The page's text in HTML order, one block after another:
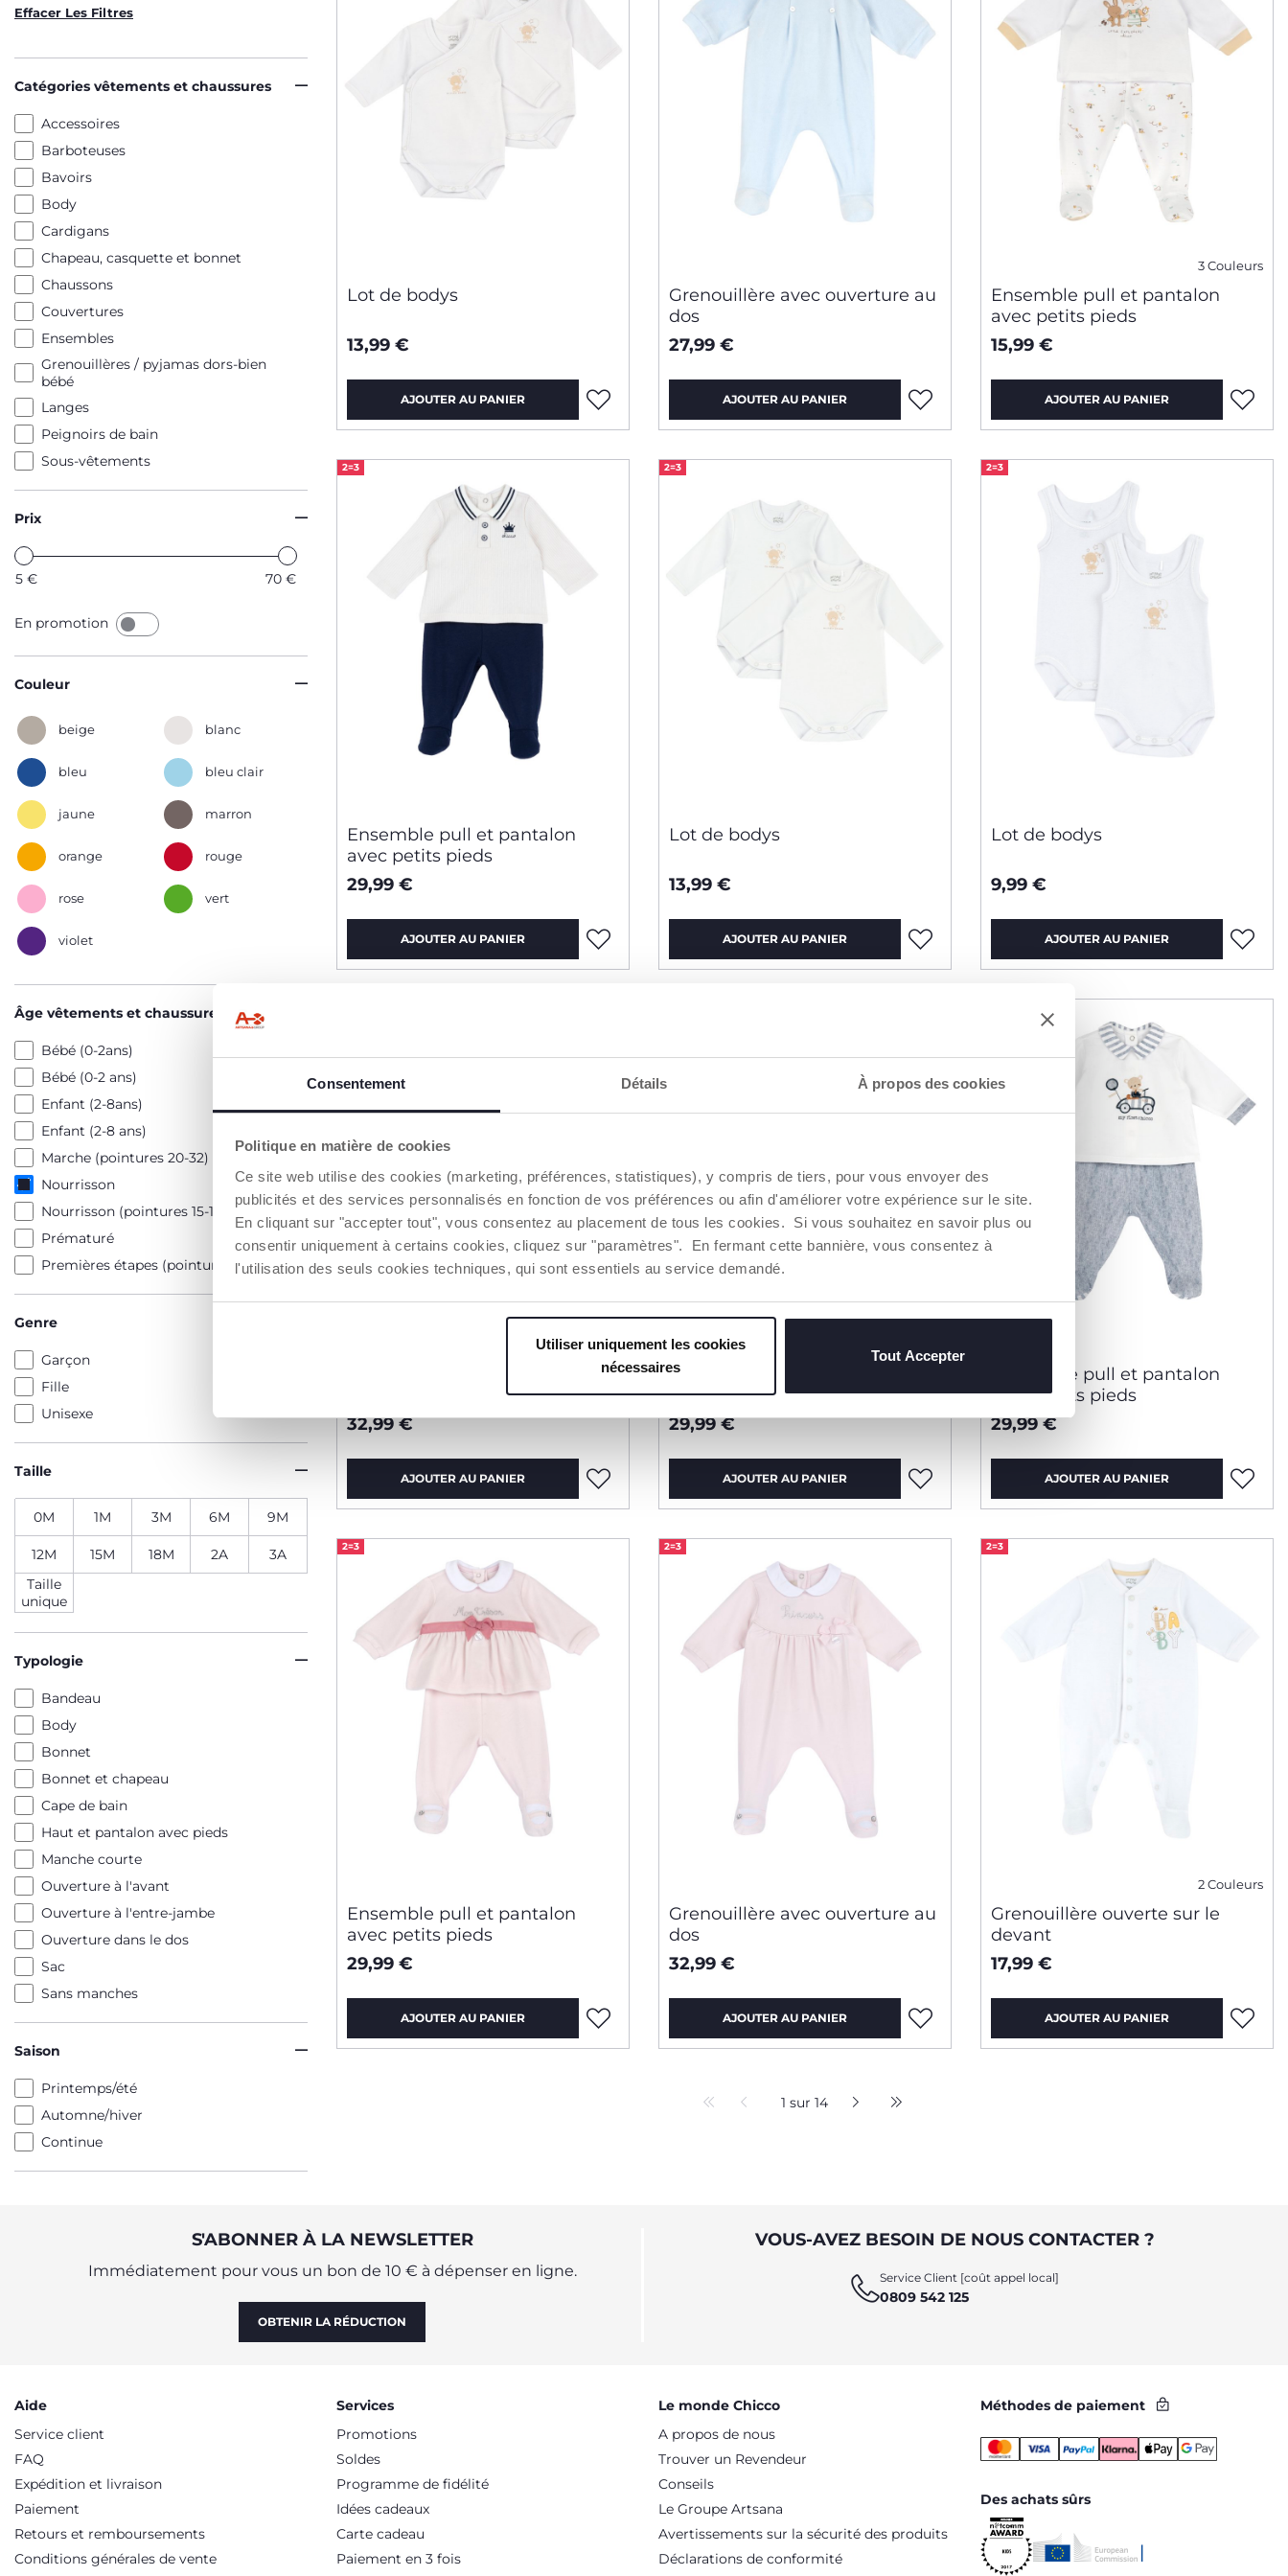
Consentement Détails À propos des cookies
Politique en matière de cookies
Ce site web utilise des cookies (marketing, préférences, statistiques), y compris de tiers, pour vous envoyer des
publicités et des services personnalisés en fonction de vos préférences ou afin d'améliorer votre expérience sur le site.
En cliquant sur "accepter tout", vous consentez au placement de tous les cookies. Si vous souhaitez en savoir plus ou
consentir uniquement à certains cookies, cliquez sur "paramètres". En fermant cette bannière, vous consentez à
l'utilisation des seuls cookies techniques, qui sont essentiels au service demandé.
Utiliser uniquement les cookies
nécessaires
Tout Accepter
Effacer Les Filtres
Catégories vêtements et chaussures
Accessoires
Barboteuses
Bavoirs
Body
Cardigans
Chapeau, casquette et bonnet
Chaussons
Couvertures
Ensembles
Grenouillères / pyjamas dors-bien
bébé
Langes
Peignoirs de bain
Sous-vêtements
Prix
5 € 70 €
En promotion
Couleur
beige blanc
bleu bleu clair
jaune marron
orange rouge
rose vert
violet
Âge vêtements et chaussures
Bébé (0-2ans)
Bébé (0-2 ans)
Enfant (2-8ans)
Enfant (2-8 ans)
Marche (pointures 20-32)
Nourrisson
Nourrisson (pointures 15-19)
Prématuré
Premières étapes (pointures 18-24)
Genre
Garçon
Fille
Unisexe
Taille
0M 1M 3M 6M 9M
12M 15M 18M 2A
3A
Taille
unique
Typologie
Bandeau
Body
Bonnet
Bonnet et chapeau
Cape de bain
Haut et pantalon avec pieds
Manche courte
Ouverture à l'avant
Ouverture à l'entre-jambe
Ouverture dans le dos
Sac
Sans manches
Saison
Printemps/été
Automne/hiver
Continue
Lot de bodys
13,99 €
AJOUTER AU PANIER
Grenouillère avec ouverture au
dos
27,99 €
AJOUTER AU PANIER
3 Couleurs
Ensemble pull et pantalon
avec petits pieds
15,99 €
AJOUTER AU PANIER
2=3
Ensemble pull et pantalon
avec petits pieds
29,99 €
AJOUTER AU PANIER
2=3
Lot de bodys
13,99 €
AJOUTER AU PANIER
2=3
Lot de bodys
9,99 €
AJOUTER AU PANIER
Grenouillère avec ouverture au
32,99 €
AJOUTER AU PANIER
Ensemble pull et pantalon
avec petits pieds
29,99 €
AJOUTER AU PANIER
Ensemble pull et pantalon
avec petits pieds
29,99 €
AJOUTER AU PANIER
2=3
Ensemble pull et pantalon
avec petits pieds
29,99 €
AJOUTER AU PANIER
2=3
Grenouillère avec ouverture au
dos
32,99 €
AJOUTER AU PANIER
2=3
2 Couleurs
Grenouillère ouverte sur le
devant
17,99 €
AJOUTER AU PANIER
1 sur 14
S'ABONNER À LA NEWSLETTER
Immédiatement pour vous un bon de 10 € à dépenser en ligne.
OBTENIR LA RÉDUCTION
VOUS-AVEZ BESOIN DE NOUS CONTACTER ?
Service Client [coût appel local]
0809 542 125
Aide
Service client
FAQ
Expédition et livraison
Paiement
Retours et remboursements
Conditions générales de vente
Services
Promotions
Soldes
Programme de fidélité
Idées cadeaux
Carte cadeau
Paiement en 3 fois
Le monde Chicco
A propos de nous
Trouver un Revendeur
Conseils
Le Groupe Artsana
Avertissements sur la sécurité des produits
Déclarations de conformité
Méthodes de paiement
Des achats sûrs